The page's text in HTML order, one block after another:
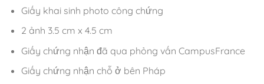
Giấy khai sinh photo công chứng
2 ảnh 3.5 cm x 4.5 cm
Giấy chứng nhận đã qua phỏng vấn CampusFrance
Giấy chứng nhận chỗ ở bên Pháp